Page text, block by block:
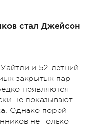
стал Джейсон
и 52-летний
закрытых пар
появляются
не показывают
Однако порой
не только